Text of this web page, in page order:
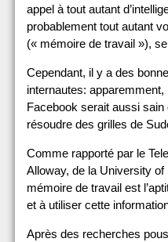
appel à tout autant
probablement tout autant
(« mémoire de travail »),
Cependant, il y a des
internautes:
Facebook serait aussi sain
résoudre des grilles de
Comme rapporté par le
Alloway, de la University
mémoire de travail est
et à utiliser cette
Après des recherches